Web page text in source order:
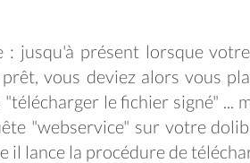
jusqu'à présent lorsque
vous deviez alors vous
le fichier signé" ...
"webservice" sur votre
la procédure de